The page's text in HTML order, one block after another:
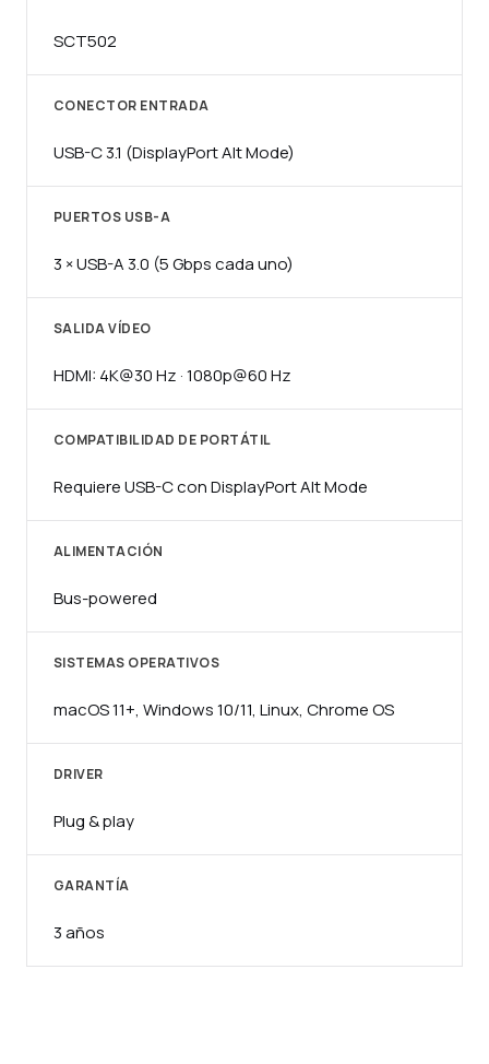
SCT502
CONECTOR ENTRADA
USB-C 3.1 (DisplayPort Alt Mode)
PUERTOS USB-A
3 × USB-A 3.0 (5 Gbps cada uno)
SALIDA VÍDEO
HDMI: 4K@30 Hz · 1080p@60 Hz
COMPATIBILIDAD DE PORTÁTIL
Requiere USB-C con DisplayPort Alt Mode
ALIMENTACIÓN
Bus-powered
SISTEMAS OPERATIVOS
macOS 11+, Windows 10/11, Linux, Chrome OS
DRIVER
Plug & play
GARANTÍA
3 años